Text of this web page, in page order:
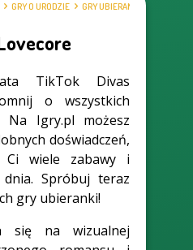
GRY O URODZIE GRY UBIERANKI
TikTok Divas
o wszystkich
Na Igry.pl możesz
doświadczeń,
Ci wiele zabawy i
Spróbuj teraz
gry ubieranki!
się na wizualnej